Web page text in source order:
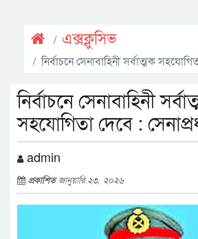
এক্সক্লুসিভ
নির্বাচনে সেনাবাহিনী সর্বাত্মক
নির্বাচনে সেনাবাহিনী
সহযোগিতা দেবে :
admin
প্রকাশিতজানুয়ারি ২৩, ২০২৬